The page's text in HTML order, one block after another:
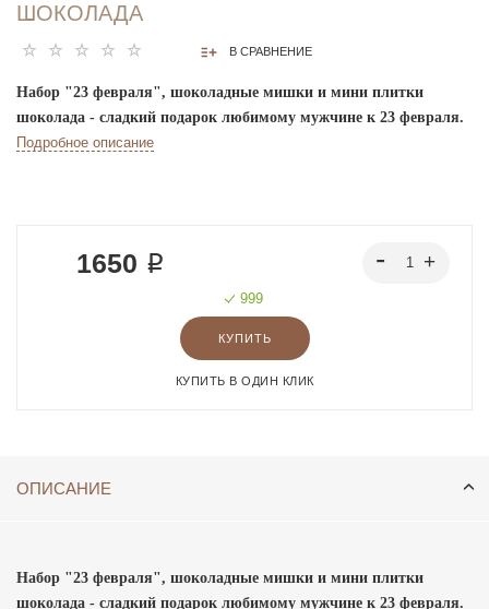
ШОКОЛАДА
В СРАВНЕНИЕ
Набор "23 февраля", шоколадные мишки и мини плитки
шоколада - сладкий подарок любимому мужчине к 23 февраля.
Подробное описание
1650 ₽
999
КУПИТЬ
КУПИТЬ В ОДИН КЛИК
ОПИСАНИЕ
Набор "23 февраля", шоколадные мишки и мини плитки
шоколада - сладкий подарок любимому мужчине к 23 февраля.